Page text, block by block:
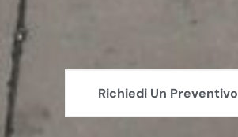
Richiedi Un Preventivo